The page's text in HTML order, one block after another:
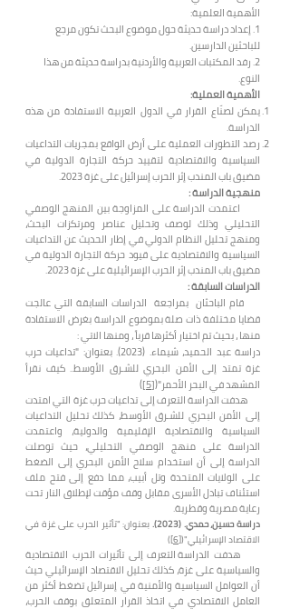
الأهمية العلمية:
1. إعداد دراسة حديثة حول موضوع البحث تكون مرجع
للباحثين الدارسين.
2. رفد المكتبات العربية والأردنية بدراسة حديثة من هذا
النوع.
الأهمية العملية:
يمكن لصنّاع القرار في الدول العربية الاستفادة من هذه
الدراسة.
رصد التطورات العملية على أرض الواقع بمجريات التداعيات
السياسية والاقتصادية لتقييد حركة التجارة الدولية في
مضيق باب المندب إثر الحرب إسرائيل على غزة 2023.
منهجية الدراسة :
اعتمدت الدراسة على المزاوجة بين المنهج الوصفي
التحليلي وذلك لوصف وتحليل عناصر ومرتكزات البحث،
ومنهج تحليل النظام الدولي في إطار الحديث عن التداعيات
السياسية والاقتصادية على قيود حركة التجارة الدولية في
مضيق باب المندب إثر الحرب الإسرائيلية على غزة 2023.
الدراسات السابقة :
قام الباحثان بمراجعة الدراسات السابقة التي عالجت
قضايا مختلفة ذات صلة بموضوع الدراسة بغرض الاستفادة
منها ، بحيث تم اختيار أكثرها قرباً ، ومنها الاتي :
دراسة عبد الحميد، شيماء. (2023). بعنوان: "تداعيات حرب
غزة تمتد إلى الأمن البحري للشـرق الأوسط.. كيف نقرأ
المشهد في البحر الأحمر"([5]
)
هدفت الدراسة التعرف إلى تداعيات حرب غزة التي امتدت
إلى الأمن البحري للشـرق الأوسط، كذلك تحليل التداعيات
السياسية والاقتصادية الإقليمية والدولية، واعتمدت
الدراسة على منهج الوصفي التحليلي، حيث توصلت
الدراسة إلى أن استخدام سلاح الأمن البحري إلى الضغط
على الولايات المتحدة وتل أبيب، مما دفع إلى فتح ملف
استئناف تبادل الأسرى مقابل وقف مؤقت لإطلاق النار تحت
رعاية مصرية وقطرية.
دراسة حسين، حمدي. (2023).
بعنوان: "تأثير الحرب على غزة في
الاقتصاد الإسرائيلي"([6]
)
هدفت الدراسة التعرف إلى تأثيرات الحرب الاقتصادية
والسياسية على غزة، كذلك تحليل الاقتصاد الإسرائيلي حيث
أن العوامل السياسية والأمنية في إسرائيل تضغط أكثر من
العامل الاقتصادي في اتخاذ القرار المتعلق بوقف الحرب،